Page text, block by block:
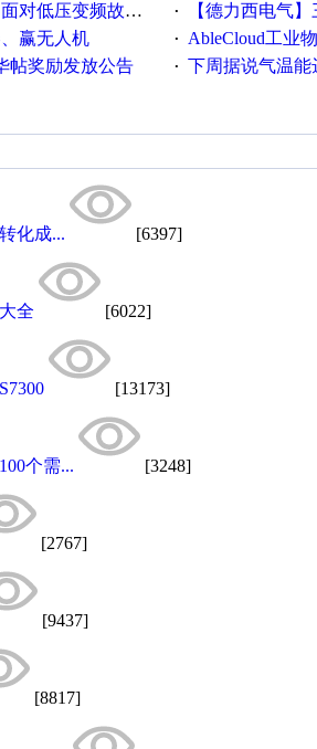
障，老手是这样解决的！ · 【德力西电气】三
赢无人机 · AbleCloud工业物联
帖奖励发放公告 · 下周据说气温能
化成... [6397]
全 [6022]
[13173]
个需... [3248]
[2767]
[9437]
[8817]